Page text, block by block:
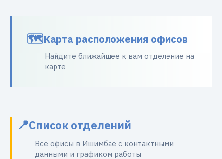
Карта расположения офисов
Найдите ближайшее к вам отделение на
карте
Список отделений
Все офисы в Ишимбае с контактными
данными и графиком работы